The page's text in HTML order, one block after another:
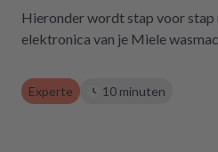
gekostet hätte. Ich
Zukunft nicht
zurückgreifen müssen.
dass es diese
definitiv weiter
Hieronder wordt stap voor stap
elektronica van je Miele
Experte 10 minuten